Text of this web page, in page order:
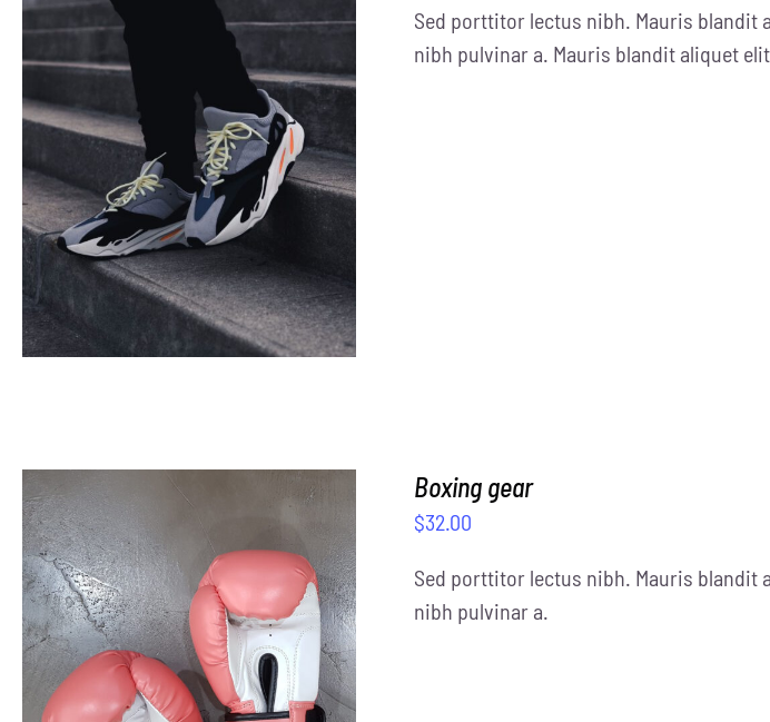
ADD TO CART / DETAILS
Sed porttitor lectus nibh. Mauris blandit
nibh pulvinar a. Mauris blandit aliquet
SELECT OPTIONS / DETAILS
Boxing gear
$32.00
Sed porttitor lectus nibh. Mauris blandit
nibh pulvinar a.